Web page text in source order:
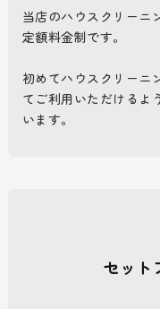
当店のハウスクリーニ
定額料金制です。
初めてハウスクリーニ
てご利用いただけるよ
います。
セット